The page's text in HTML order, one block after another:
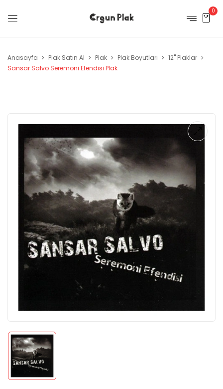
0
Anasayfa Plak Satın Al Plak Plak Boyutları
12" Plaklar
Sansar Salvo Seremoni Efendisi Plak